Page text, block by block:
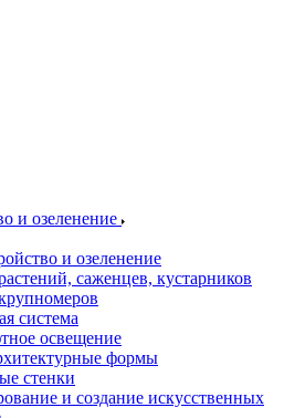
и озеленение
и озеленение
саженцев, кустарников
система
освещение
формы
стенки
и создание искусственных